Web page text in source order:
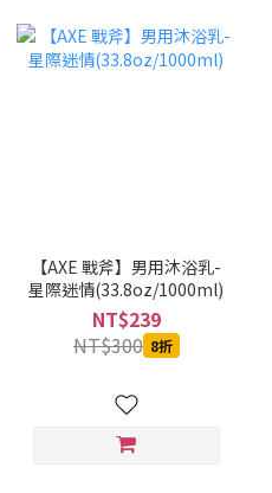
【AXE 戰斧】男用沐浴乳-
星際迷情(33.8oz/1000ml)
NT$239
NT$300 8折